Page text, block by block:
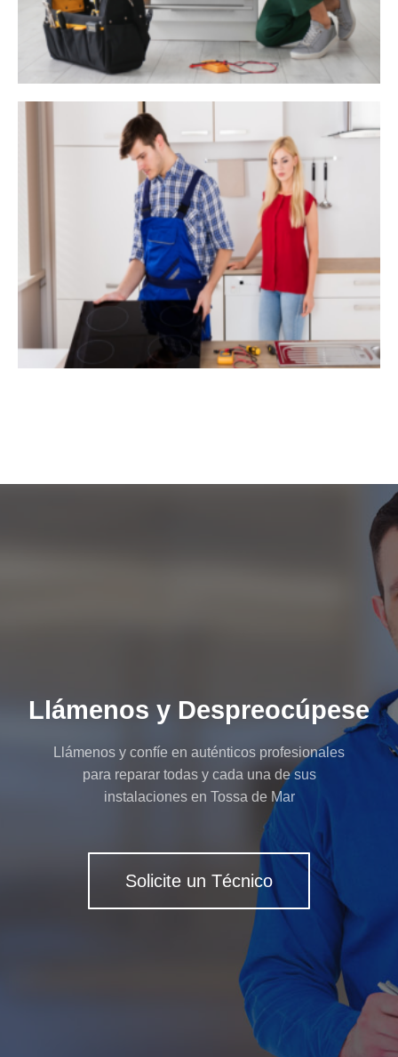
Llámenos y Despreocúpese
Llámenos y confíe en auténticos profesionales
para reparar todas y cada una de sus
instalaciones en Tossa de Mar
Solicite un Técnico